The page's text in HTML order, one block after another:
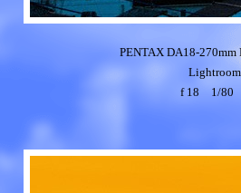
PENTAX DA18-270mm
f 18 1/80